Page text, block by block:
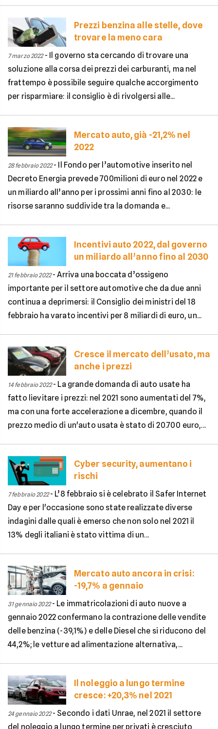
Prezzi benzina alle stelle, dove
trovare la meno cara
7 marzo 2022- Il governo sta cercando di trovare una
soluzione alla corsa dei prezzi dei carburanti, ma nel
frattempo è possibile seguire qualche accorgimento
per risparmiare: il consiglio è di rivolgersi alle...
Mercato auto, già -21,2% nel
2022
28 febbraio 2022- Il Fondo per l’automotive inserito nel
Decreto Energia prevede 700milioni di euro nel 2022 e
un miliardo all’anno per i prossimi anni fino al 2030: le
risorse saranno suddivide tra la domanda e...
Incentivi auto 2022, dal governo
un miliardo all’anno fino al 2030
21 febbraio 2022-Arriva una boccata d’ossigeno
importante per il settore automotive che da due anni
continua a deprimersi: il Consiglio dei ministri del 18
febbraio ha varato incentivi per 8 miliardi di euro, un...
Cresce il mercato dell’usato, ma
anche i prezzi
14 febbraio 2022- La grande domanda di auto usate ha
fatto lievitare i prezzi: nel 2021 sono aumentati del 7%,
ma con una forte accelerazione a dicembre, quando il
prezzo medio di un'auto usata è stato di 20.700 euro,...
Cyber security, aumentano i
rischi
7 febbraio 2022- L’8 febbraio si è celebrato il Safer Internet
Day e per l'occasione sono state realizzate diverse
indagini dalle quali è emerso che non solo nel 2021 il
13% degli italiani è stato vittima di un...
Mercato auto ancora in crisi:
-19,7% a gennaio
31 gennaio 2022- Le immatricolazioni di auto nuove a
gennaio 2022 confermano la contrazione delle vendite
delle benzina (-39,1%) e delle Diesel che si riducono del
44,2%; le vetture ad alimentazione alternativa,...
Il noleggio a lungo termine
cresce: +20,3% nel 2021
24 gennaio 2022- Secondo i dati Unrae, nel 2021 il settore
del noleggio a lungo termine per privati è cresciuto